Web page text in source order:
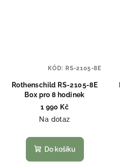
Rothenschild RS-2105-8E
Box pro 8 hodinek
1 990 Kč
Na dotaz
Do košíku
KÓD: RS-2105-8E